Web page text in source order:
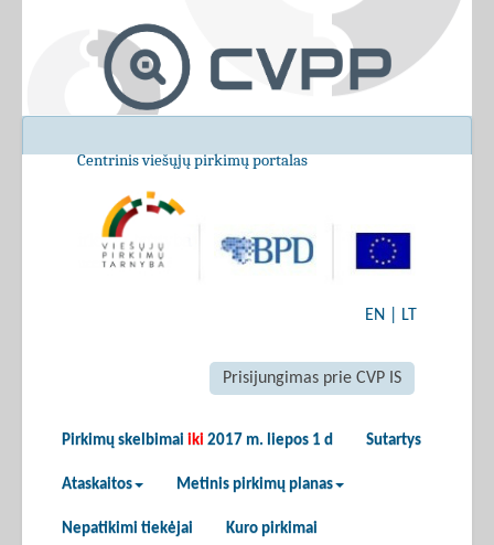
Centrinis viešųjų pirkimų portalas
EN LT
Prisijungimas prie CVP IS
Pirkimų skelbimai iki 2017 m. liepos 1 d Sutartys
Ataskaitos Metinis pirkimų planas
Nepatikimi tiekėjai Kuro pirkimai